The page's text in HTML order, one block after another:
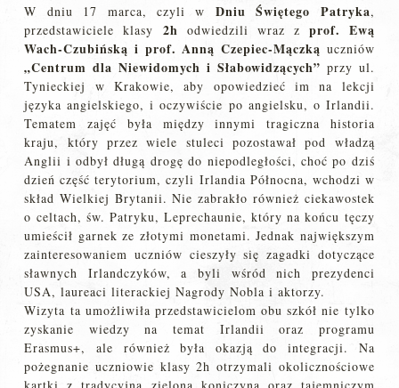
W dniu 17 marca, czyli w Dniu Świętego Patryka,
przedstawiciele klasy 2h odwiedzili wraz z prof. Ewą
Wach-Czubińską i prof. Anną Czepiec-Mączką uczniów
„Centrum dla Niewidomych i Słabowidzących” przy ul.
Tynieckiej w Krakowie, aby opowiedzieć im na lekcji
języka angielskiego, i oczywiście po angielsku, o Irlandii.
Tematem zajęć była między innymi tragiczna historia
kraju, który przez wiele stuleci pozostawał pod władzą
Anglii i odbył długą drogę do niepodległości, choć po dziś
dzień część terytorium, czyli Irlandia Północna, wchodzi w
skład Wielkiej Brytanii. Nie zabrakło również ciekawostek
o celtach, św. Patryku, Leprechaunie, który na końcu tęczy
umieścił garnek ze złotymi monetami. Jednak największym
zainteresowaniem uczniów cieszyły się zagadki dotyczące
sławnych Irlandczyków, a byli wśród nich prezydenci
USA, laureaci literackiej Nagrody Nobla i aktorzy.
Wizyta ta umożliwiła przedstawicielom obu szkół nie tylko
zyskanie wiedzy na temat Irlandii oraz programu
Erasmus+, ale również była okazją do integracji. Na
pożegnanie uczniowie klasy 2h otrzymali okolicznościowe